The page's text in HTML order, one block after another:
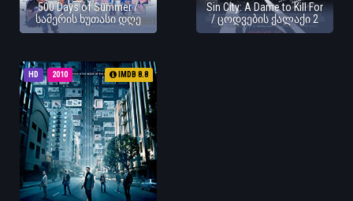
500 Days of Summer /
სამერის ხუთასი დღე
Sin City: A Dame to Kill For
/ ცოდვების ქალაქი 2
HD 2010 IMDB 8.8